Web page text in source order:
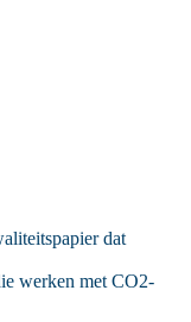
dat
werken met CO2-